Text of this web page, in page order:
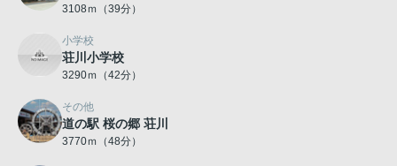
3108ｍ（39分）
小学校
荘川小学校
3290ｍ（42分）
その他
道の駅 桜の郷 荘川
3770ｍ（48分）